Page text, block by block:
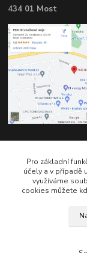
434 01 Most
Kontakty
Pro základní
účely a v případě
využíváme
cookies můžete